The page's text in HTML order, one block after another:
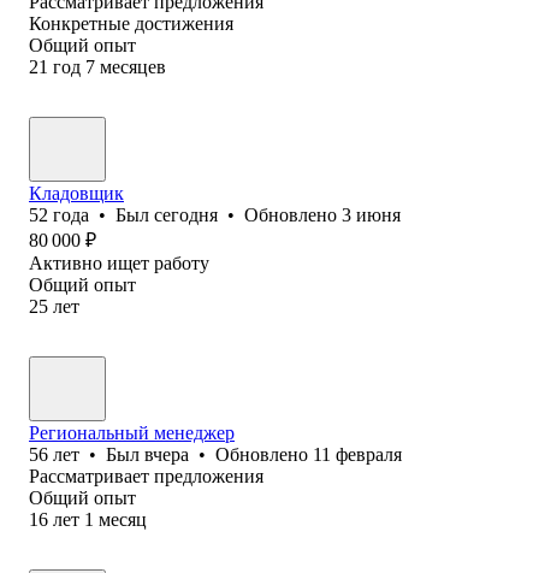
Конкретные достижения
Общий опыт
21 год 7 месяцев
Кладовщик
52 года • Был сегодня • Обновлено 3 июня
80 000 ₽
Активно ищет работу
Общий опыт
25 лет
Региональный менеджер
56 лет • Был вчера • Обновлено 11 февраля
Рассматривает предложения
Общий опыт
16 лет 1 месяц